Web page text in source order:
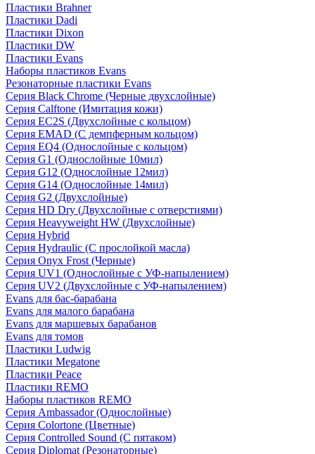
Пластики Brahner
Пластики Dadi
Пластики Dixon
Пластики DW
Пластики Evans
Наборы пластиков Evans
Резонаторные пластики Evans
Серия Black Chrome (Черные двухслойные)
Серия Calftone (Имитация кожи)
Серия EC2S (Двухслойные с кольцом)
Серия EMAD (С демпферным кольцом)
Серия EQ4 (Однослойные с кольцом)
Серия G1 (Однослойные 10мил)
Серия G12 (Однослойные 12мил)
Серия G14 (Однослойные 14мил)
Серия G2 (Двухслойные)
Серия HD Dry (Двухслойные с отверстиями)
Серия Heavyweight HW (Двухслойные)
Серия Hybrid
Серия Hydraulic (С прослойкой масла)
Серия Onyx Frost (Черные)
Серия UV1 (Однослойные с УФ-напылением)
Серия UV2 (Двухслойные с УФ-напылением)
Evans для бас-барабана
Evans для малого барабана
Evans для маршевых барабанов
Evans для томов
Пластики Ludwig
Пластики Megatone
Пластики Peace
Пластики REMO
Наборы пластиков REMO
Серия Ambassador (Однослойные)
Серия Colortone (Цветные)
Серия Controlled Sound (С пятаком)
Серия Diplomat (Резонаторные)